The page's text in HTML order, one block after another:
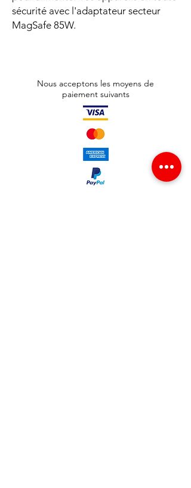
sécurité avec l'adaptateur secteur
MagSafe 85W.
Nous acceptons les moyens de
paiement suivants